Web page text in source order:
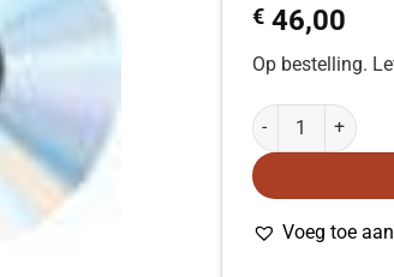
€46,00
Op bestelling.
Ma Bella Bimba
Voeg toe